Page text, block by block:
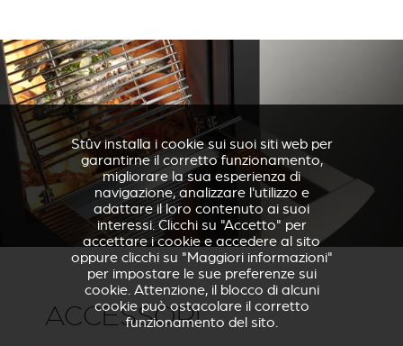
ACCESSORI
Stûv installa i cookie sui suoi siti web per
garantirne il corretto funzionamento,
migliorare la sua esperienza di
navigazione, analizzare l'utilizzo e
adattare il loro contenuto ai suoi
interessi. Clicchi su "Accetto" per
accettare i cookie e accedere al sito
oppure clicchi su "Maggiori informazioni"
per impostare le sue preferenze sui
cookie. Attenzione, il blocco di alcuni
cookie può ostacolare il corretto
funzionamento del sito.